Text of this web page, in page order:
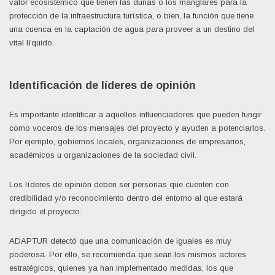
valor ecosistémico que tienen las dunas o los manglares para la
protección de la infraestructura turística, o bien, la función que tiene
una cuenca en la captación de agua para proveer a un destino del
vital líquido.
Identificación de líderes de opinión
Es importante identificar a aquellos influenciadores que pueden fungir
como voceros de los mensajes del proyecto y ayuden a potenciarlos.
Por ejemplo, gobiernos locales, organizaciones de empresarios,
académicos u organizaciones de la sociedad civil.
Los líderes de opinión deben ser personas que cuenten con
credibilidad y/o reconocimiento dentro del entorno al que estará
dirigido el proyecto.
ADAPTUR detectó que una comunicación de iguales es muy
poderosa. Por ello, se recomienda que sean los mismos actores
estratégicos, quienes ya han implementado medidas, los que